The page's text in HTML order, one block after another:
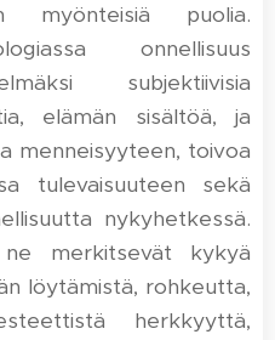
myönteisiä puolia.
onnellisuus
subjektiivisia
elämän sisältöä, ja
menneisyyteen, toivoa
tulevaisuuteen sekä
nykyhetkessä.
ne merkitsevät kykyä
löytämistä, rohkeutta,
herkkyyttä,